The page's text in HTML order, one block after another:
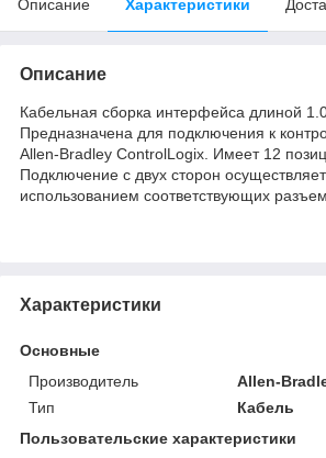
Описание Характеристики
Описание
Кабельная сборка интерфейса длиной
Предназначена для подключения к
Allen-Bradley ControlLogix. Имеет 12
Подключение с двух сторон
использованием соответствующих
Характеристики
Основные
Производитель
Allen-
Тип
Кабель
Пользовательские характеристики